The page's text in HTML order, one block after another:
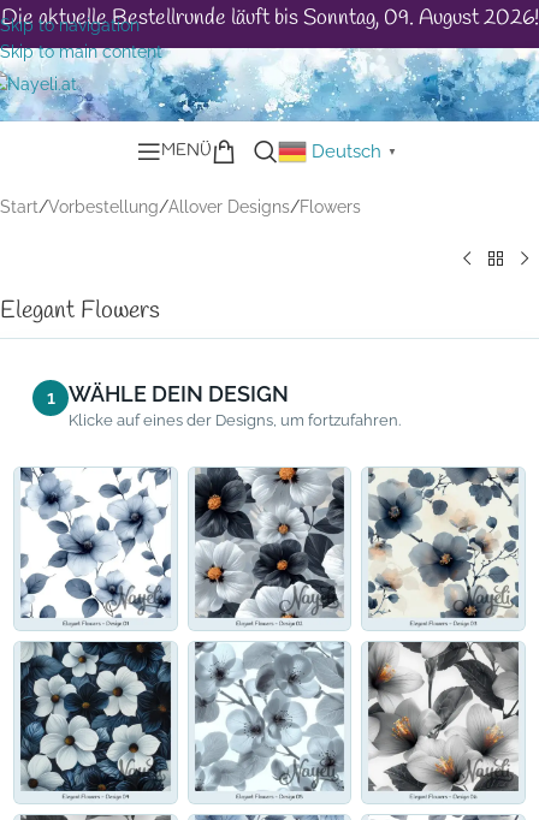
Skip to navigation
Skip to main content
Die aktuelle Bestellrunde läuft bis Sonntag, 09. August 2026!
MENÜ Deutsch ▼
Start/Vorbestellung/Allover Designs/Flowers
Elegant Flowers
1 WÄHLE DEIN DESIGN
Klicke auf eines der Designs, um fortzufahren.